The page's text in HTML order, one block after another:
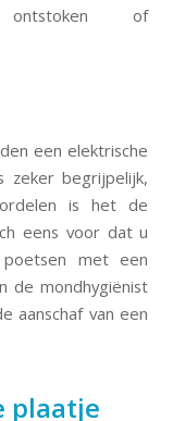
ontstoken of
een elektrische
zeker begrijpelijk,
is het de
eens voor dat u
met een
de mondhygiënist
aanschaf van een
plaatje